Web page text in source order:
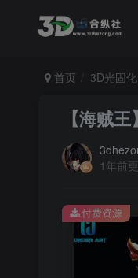
首页 3D光固化
【海贼
1年前
付费资源